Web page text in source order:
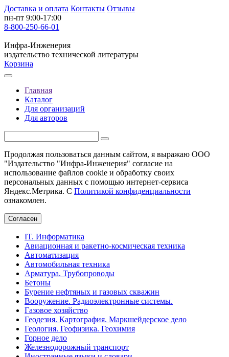
Доставка и оплата Контакты Отзывы
пн-пт 9:00-17:00
8-800-250-66-01
Инфра-Инженерия
издательство технической литературы
Корзина
Главная
Каталог
Для организаций
Для авторов
Продолжая пользоваться данным сайтом, я выражаю ООО
"Издательство "Инфра-Инженерия" согласие на
использование файлов cookie и обработку своих
персональных данных с помощью интернет-сервиса
Яндекс.Метрика. С Политикой конфиденциальности
ознакомлен.
Согласен
IT. Информатика
Авиационная и ракетно-космическая техника
Автоматизация
Автомобильная техника
Арматура. Трубопроводы
Бетоны
Бурение нефтяных и газовых скважин
Вооружение. Радиоэлектронные системы.
Газовое хозяйство
Геодезия. Картография. Маркшейдерское дело
Геология. Геофизика. Геохимия
Горное дело
Железнодорожный транспорт